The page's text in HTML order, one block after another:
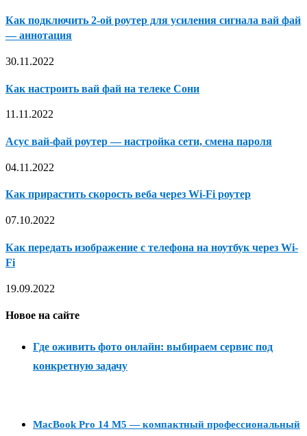
Как подключить 2-ой роутер для усиления сигнала вай фай
— аннотация
30.11.2022
Как настроить вай фай на телеке Сони
11.11.2022
Асус вай-фай роутер — настройка сети, смена пароля
04.11.2022
Как прирастить скорость веба через Wi-Fi роутер
07.10.2022
Как передать изображение с телефона на ноутбук через Wi-
Fi
19.09.2022
Новое на сайте
Где оживить фото онлайн: выбираем сервис под
конкретную задачу
MacBook Pro 14 M5 — компактный профессиональный